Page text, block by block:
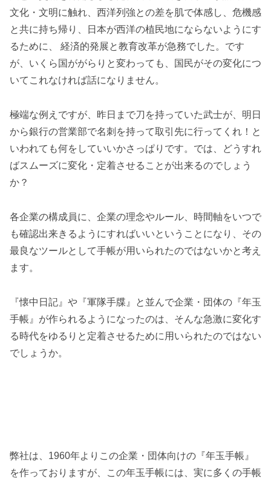
文化・文明に触れ、西洋列強との差を肌で体感し、危機感
と共に持ち帰り、日本が西洋の植民地にならないようにす
るために、 経済的発展と教育改革が急務でした。です
が、いくら国ががらりと変わっても、国民がその変化につ
いてこれなければ話になりません。
極端な例えですが、昨日まで刀を持っていた武士が、明日
から銀行の営業部で名刺を持って取引先に行ってくれ！と
いわれても何をしていいかさっぱりです。では、どうすれ
ばスムーズに変化・定着させることが出来るのでしょう
か？
各企業の構成員に、企業の理念やルール、時間軸をいつで
も確認出来きるようにすればいいということになり、その
最良なツールとして手帳が用いられたのではないかと考え
ます。
『懐中日記』や『軍隊手牒』と並んで企業・団体の『年玉
手帳』が作られるようになったのは、そんな急激に変化す
る時代をゆるりと定着させるために用いられたのではない
でしょうか。
弊社は、1960年よりこの企業・団体向けの『年玉手帳』
を作っておりますが、この年玉手帳には、実に多くの手帳